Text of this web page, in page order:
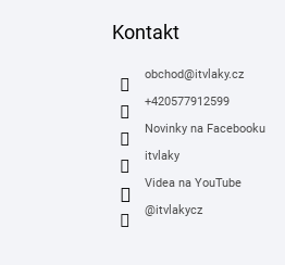
Kontakt
obchod@itvlaky.cz
+420577912599
Novinky na Facebooku
itvlaky
Videa na YouTube
@itvlakycz